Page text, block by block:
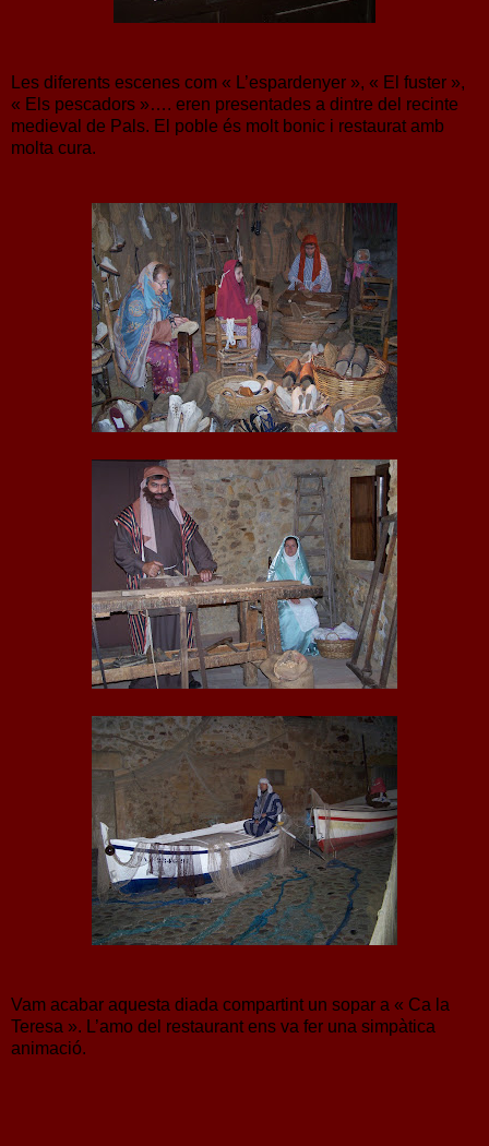
Les diferents escenes com « L’espardenyer », « El fuster »,
« Els pescadors »…. eren presentades a dintre del recinte
medieval de Pals. El poble és molt bonic i restaurat amb
molta cura.
Vam acabar aquesta diada compartint un sopar a « Ca la
Teresa ». L’amo del restaurant ens va fer una simpàtica
animació.